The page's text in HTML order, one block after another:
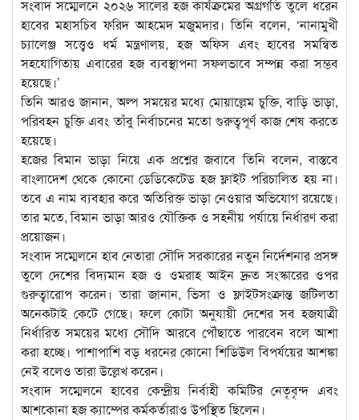
সংবাদ সম্মেলনে ২০২৬ সালের হজ কার্যক্রমের অগ্রগতি তুলে ধরেন
হাবের মহাসচিব ফরিদ আহমেদ মজুমদার। তিনি বলেন, ‘নানামুখী
চ্যালেঞ্জ সত্ত্বেও ধর্ম মন্ত্রণালয়, হজ অফিস এবং হাবের সমন্বিত
সহযোগিতায় এবারের হজ ব্যবস্থাপনা সফলভাবে সম্পন্ন করা সম্ভব
হয়েছে।’
তিনি আরও জানান, অল্প সময়ের মধ্যে মোয়াল্লেম চুক্তি, বাড়ি ভাড়া,
পরিবহন চুক্তি এবং তাঁবু নির্বাচনের মতো গুরুত্বপূর্ণ কাজ শেষ করতে
হয়েছে।
হজের বিমান ভাড়া নিয়ে এক প্রশ্নের জবাবে তিনি বলেন, বাস্তবে
বাংলাদেশ থেকে কোনো ডেডিকেটেড হজ ফ্লাইট পরিচালিত হয় না।
তবে এ নাম ব্যবহার করে অতিরিক্ত ভাড়া নেওয়ার অভিযোগ রয়েছে।
তার মতে, বিমান ভাড়া আরও যৌক্তিক ও সহনীয় পর্যায়ে নির্ধারণ করা
প্রয়োজন।
সংবাদ সম্মেলনে হাব নেতারা সৌদি সরকারের নতুন নির্দেশনার প্রসঙ্গ
তুলে দেশের বিদ্যমান হজ ও ওমরাহ আইন দ্রুত সংস্কারের ওপর
গুরুত্বারোপ করেন। তারা জানান, ভিসা ও ফ্লাইটসংক্রান্ত জটিলতা
অনেকটাই কেটে গেছে। ফলে কোটা অনুযায়ী দেশের সব হজযাত্রী
নির্ধারিত সময়ের মধ্যে সৌদি আরবে পৌঁছাতে পারবেন বলে আশা
করা হচ্ছে। পাশাপাশি বড় ধরনের কোনো শিডিউল বিপর্যয়ের আশঙ্কা
নেই বলেও তারা উল্লেখ করেন।
সংবাদ সম্মেলনে হাবের কেন্দ্রীয় নির্বাহী কমিটির নেতৃবৃন্দ এবং
আশকোনা হজ ক্যাম্পের কর্মকর্তারাও উপস্থিত ছিলেন।